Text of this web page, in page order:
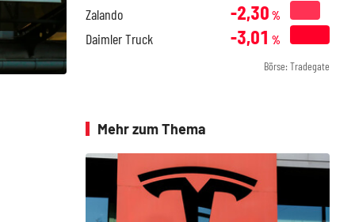
Zalando -2,30 %
Daimler Truck -3,01 %
Börse: Tradegate
Mehr zum Thema